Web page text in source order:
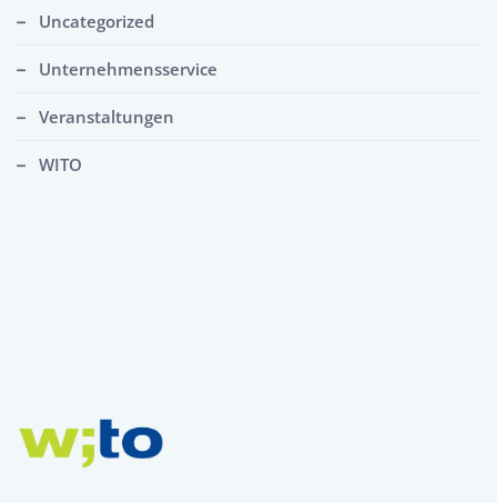
Uncategorized
Unternehmensservice
Veranstaltungen
WITO